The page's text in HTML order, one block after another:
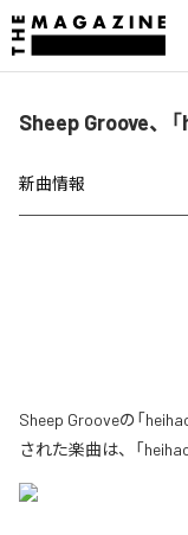
Sheep Groove、
新曲情報
Sheep Grooveの「
された楽曲は、「